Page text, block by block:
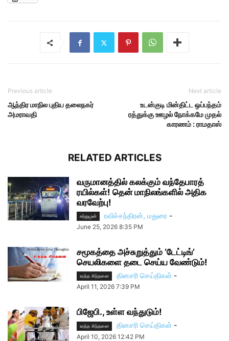
Previous article
ஆந்திர மாநில புதிய தலைநகர்
அமராவதி
Next article
உடன்குடி மின்திட்ட ஒப்பந்தம்
ரத்துக்கு ஊழல் நோக்கமே முதல்
காரணம் : ராமதாஸ்
RELATED ARTICLES
வருமானத்தில் கலக்கும் வந்தேபாரத்
ரயில்கள்! தென் மாநிலங்களில் அதிக
வரவேற்பு!
சற்றுமுன் ரவிச்சந்திரன், மதுரை -
June 25, 2026 8:35 PM
சமூகத்தை அச்சுறுத்தும் ‘டேட்டிங்’
செயலிகளை தடை செய்ய வேண்டும்!
உரத்த சிந்தனை தினசரி செய்திகள் -
April 11, 2026 7:39 PM
பிஜேபி., உள்ள வந்துடும்!
உரத்த சிந்தனை தினசரி செய்திகள் -
April 10, 2026 12:42 PM